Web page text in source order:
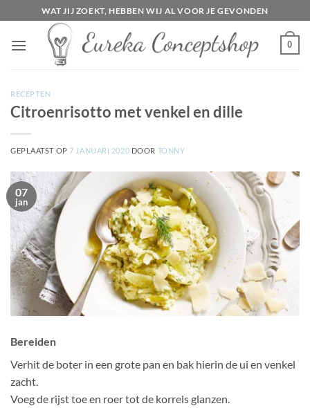
naar
inhoud
WAT JIJ ZOEKT, HEBBEN WIJ AL VOOR JE GEVONDEN
0
RECEPTEN
Citroenrisotto met venkel en dille
GEPLAATST OP7 JANUARI 2020 DOOR TONNY
07
jan
Bereiden
Verhit de boter in een grote pan en bak hierin de ui en venkel
zacht.
Voeg de rijst toe en roer tot de korrels glanzen.